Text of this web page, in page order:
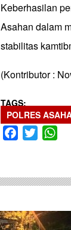
Keberhasilan
Asahan dalam
stabilitas
(Kontributor :
TAGS
POLRES
Facebook
Twitter